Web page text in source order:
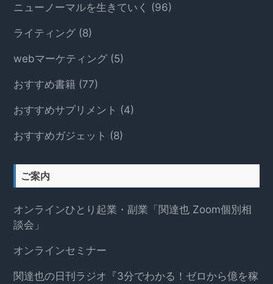
ニューノーマルを生きていく (96)
ライティング (8)
webマーケティング (5)
おすすめ書籍 (77)
おすすめサプリメント (4)
おすすめガジェット (8)
ご案内
オンラインひとり起業・副業「関達也 Zoom個別相
談会」
オンラインセミナー
関達也の日刊ラジオ『3分でわかる！ゼロから億を稼